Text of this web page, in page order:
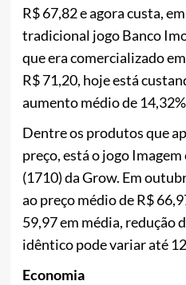
R$ 67,82 e agora custa,
tradicional jogo Banco
que era comercializado
R$ 71,20, hoje está
aumento médio de
Dentre os produtos que
preço, está o jogo
(1710) da Grow. Em
ao preço médio de R$
59,97 em média, redução
idêntico pode variar até
Economia